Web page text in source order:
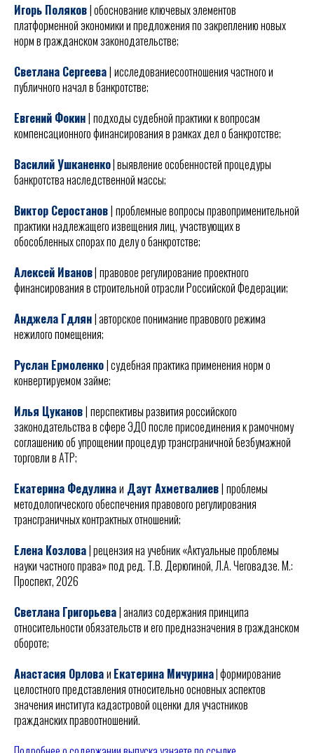
Игорь Поляков| обоснование ключевых элементов
платформенной экономики и предложения по закреплению новых
норм в гражданском законодательстве;
Светлана Сергеева| исследованиесоотношения частного и
публичного начал в банкротстве;
Евгений Фокин| подходы судебной практики к вопросам
компенсационного финансирования в рамках дел о банкротстве;
Василий Ушканенко| выявление особенностей процедуры
банкротства наследственной массы;
Виктор Серостанов| проблемные вопросы правоприменительной
практики надлежащего извещения лиц, участвующих в
обособленных спорах по делу о банкротстве;
Алексей Иванов| правовое регулирование проектного
финансирования в строительной отрасли Российской Федерации;
Анджела Гдлян| авторское понимание правового режима
нежилого помещения;
Руслан Ермоленко| судебная практика применения норм о
конвертируемом займе;
Илья Цуканов| перспективы развития российского
законодательства в сфере ЭДО после присоединения к рамочному
соглашению об упрощении процедур трансграничной безбумажной
торговли в АТР;
Екатерина Федулинаи Даут Ахметвалиев| проблемы
методологического обеспечения правового регулирования
трансграничных контрактных отношений;
Елена Козлова| рецензия на учебник «Актуальные проблемы
науки частного права» под ред. Т.В. Дерюгиной, Л.А. Чеговадзе. М.:
Проспект, 2026
Светлана Григорьева| анализ содержания принципа
относительности обязательств и его предназначения в гражданском
обороте;
Анастасия Орловаи Екатерина Мичурина| формирование
целостного представления относительно основных аспектов
значения института кадастровой оценки для участников
гражданских правоотношений.